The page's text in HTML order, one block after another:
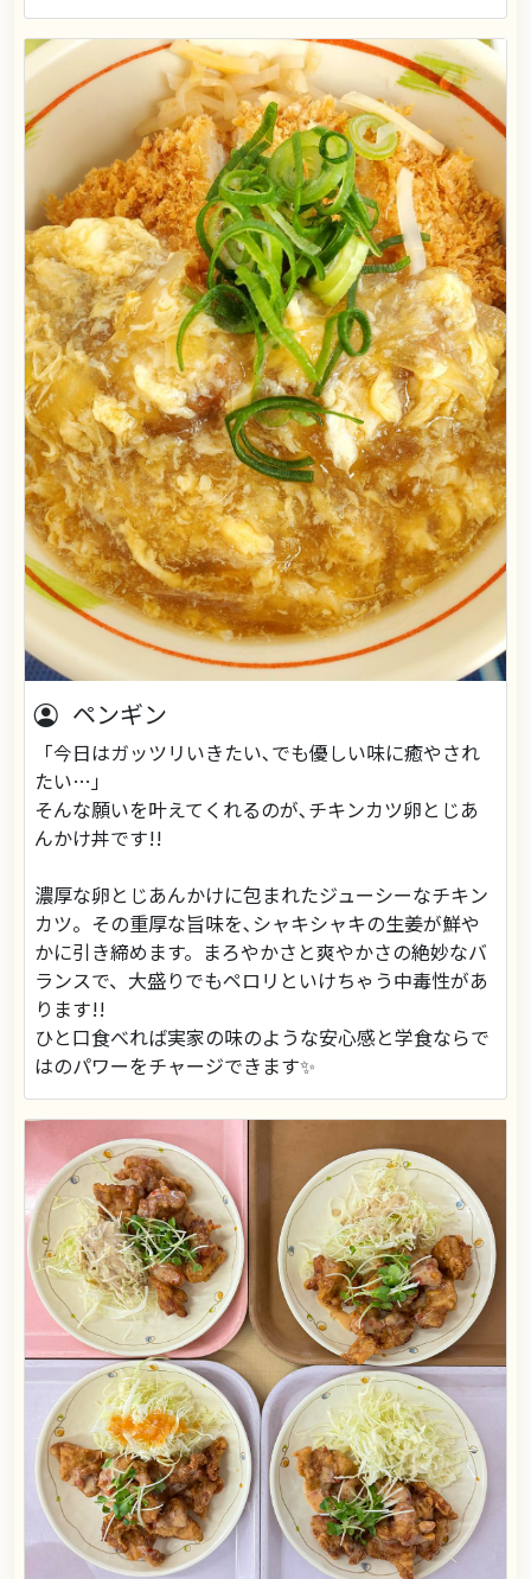
ペンギン
「今日はガッツリいきたい､でも優しい味に癒やされ
たい…」
そんな願いを叶えてくれるのが､チキンカツ卵とじあ
んかけ丼です!!
​濃厚な卵とじあんかけに包まれたジューシーなチキン
カツ。その重厚な旨味を､シャキシャキの生姜が鮮や
かに引き締めます。まろやかさと爽やかさの絶妙なバ
ランスで、大盛りでもペロリといけちゃう中毒性があ
ります!!
​ひと口食べれば実家の味のような安心感と学食ならで
はのパワーをチャージできます✨️